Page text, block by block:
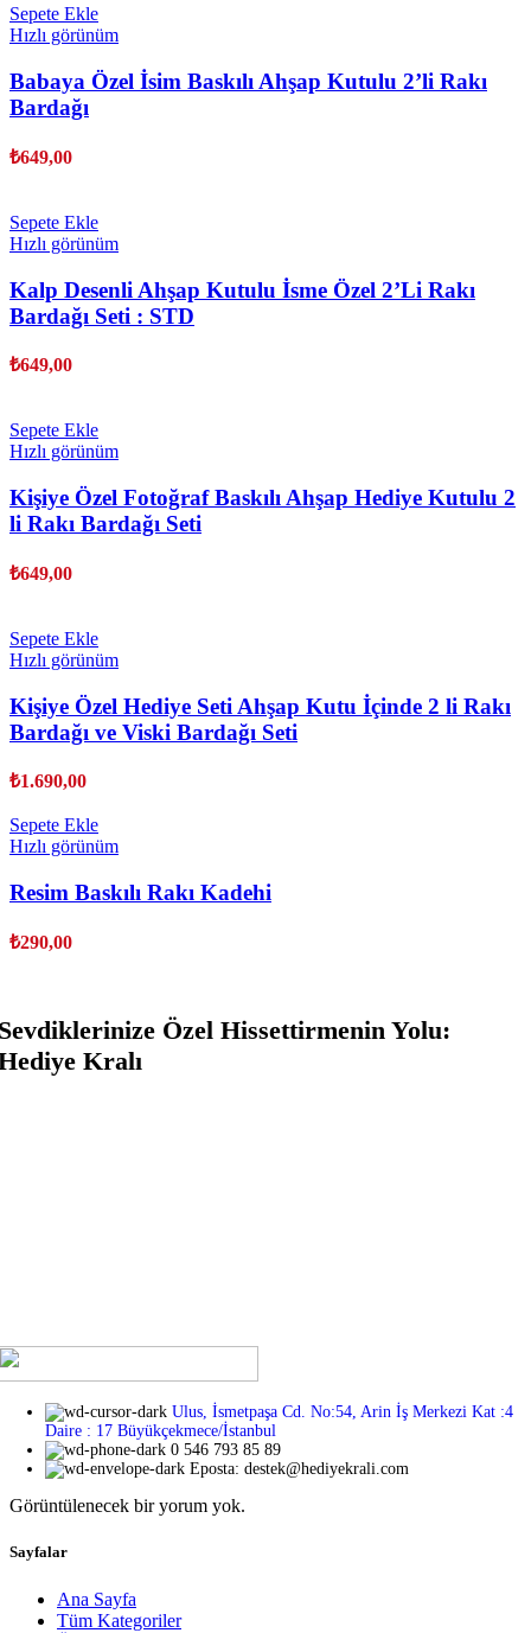
Sepete Ekle
Hızlı görünüm
Babaya Özel İsim Baskılı Ahşap Kutulu 2’li Rakı
Bardağı
₺649,00
Sepete Ekle
Hızlı görünüm
Kalp Desenli Ahşap Kutulu İsme Özel 2’Li Rakı
Bardağı Seti : STD
₺649,00
Sepete Ekle
Hızlı görünüm
Kişiye Özel Fotoğraf Baskılı Ahşap Hediye Kutulu 2
li Rakı Bardağı Seti
₺649,00
Sepete Ekle
Hızlı görünüm
Kişiye Özel Hediye Seti Ahşap Kutu İçinde 2 li Rakı
Bardağı ve Viski Bardağı Seti
₺1.690,00
Sepete Ekle
Hızlı görünüm
Resim Baskılı Rakı Kadehi
₺290,00
Özel Hissettirmenin Yolu:
Kralı
Ulus, İsmetpaşa Cd. No:54, Arin İş Merkezi Kat :4
Daire : 17 Büyükçekmece/İstanbul
0 546 793 85 89
Eposta: destek@hediyekrali.com
Görüntülenecek bir yorum yok.
Sayfalar
Ana Sayfa
Tüm Kategoriler